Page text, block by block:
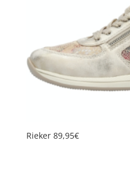
Rieker 89,95€